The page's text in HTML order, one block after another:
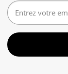
E-
mail
(Nécessaire)